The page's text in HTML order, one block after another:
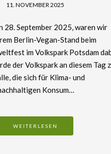
11. NOVEMBER 2025
28. September 2025, waren wir
Berlin-Vegan-Stand beim
im Volkspark Potsdam
der Volkspark an diesem Tag
die sich für Klima- und
Konsum…
WEITERLESEN